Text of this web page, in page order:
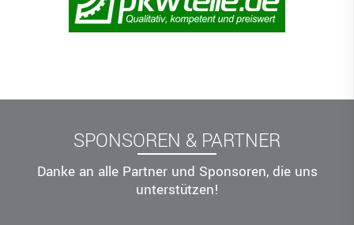
SPONSOREN & PARTNER
Danke an alle Partner und Sponsoren, die uns
unterstützen!